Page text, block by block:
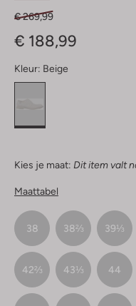
€ 269,99
€ 188,99
Kleur: Beige
Kies je maat: Dit item valt
Maattabel
38 38⅔ 39⅓
42⅔ 43⅓ 44